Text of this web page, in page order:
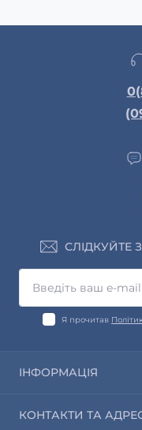
СЛІДКУЙТЕ
Я прочитав
ІНФОРМАЦІЯ
Інформація про
КОНТАКТИ ТА